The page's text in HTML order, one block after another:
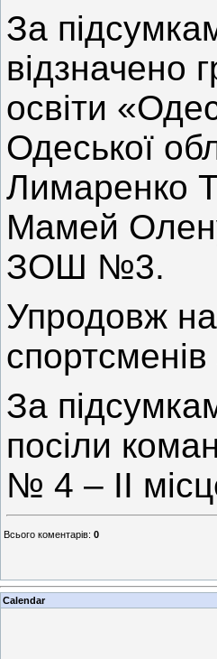
За
відзначено
освіти
Одеської
Лимаренко
Мамей Олену
ЗОШ №3.
Упродовж
За
посіли
№ 4 – ІІ
Всього коментарів: 0
Calendar